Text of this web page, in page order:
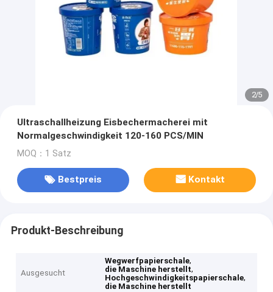
2/5
Ultraschallheizung Eisbechermacherei mit
Normalgeschwindigkeit 120-160 PCS/MIN
MOQ：1 Satz
Bestpreis Kontakt
Produkt-Beschreibung
Ausgesucht
Wegwerfpapierschale,
die Maschine herstellt,
Hochgeschwindigkeitspapierschale,
die Maschine herstellt